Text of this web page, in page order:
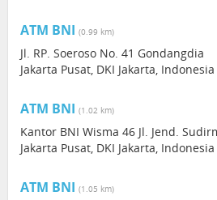
ATM BNI (0.99 km)
Jl. RP. Soeroso No. 41 Gondangdia
Jakarta Pusat, DKI Jakarta,
ATM BNI (1.02 km)
Kantor BNI Wisma 46 Jl. Jend.
Jakarta Pusat, DKI Jakarta, Indonesia
ATM BNI (1.05 km)